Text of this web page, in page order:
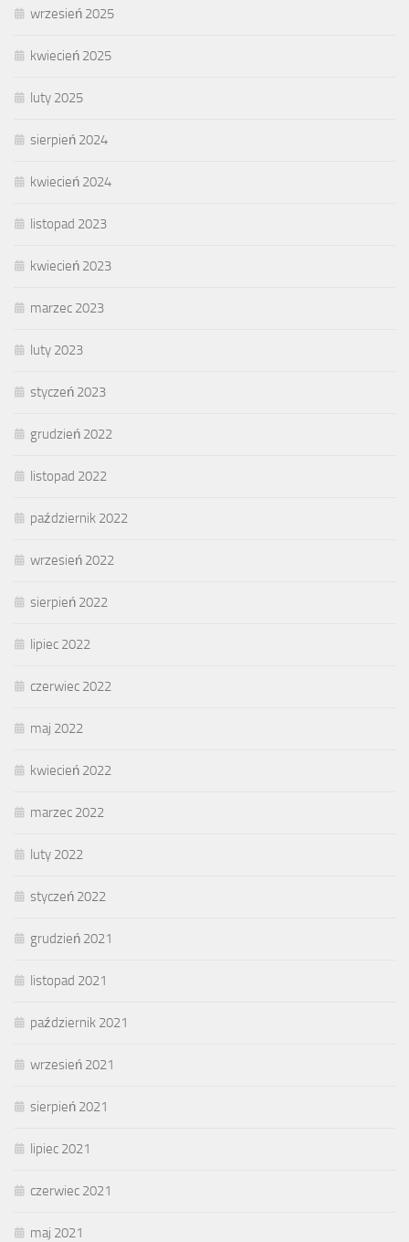
wrzesień 2025
kwiecień 2025
luty 2025
sierpień 2024
kwiecień 2024
listopad 2023
kwiecień 2023
marzec 2023
luty 2023
styczeń 2023
grudzień 2022
listopad 2022
październik 2022
wrzesień 2022
sierpień 2022
lipiec 2022
czerwiec 2022
maj 2022
kwiecień 2022
marzec 2022
luty 2022
styczeń 2022
grudzień 2021
listopad 2021
październik 2021
wrzesień 2021
sierpień 2021
lipiec 2021
czerwiec 2021
maj 2021